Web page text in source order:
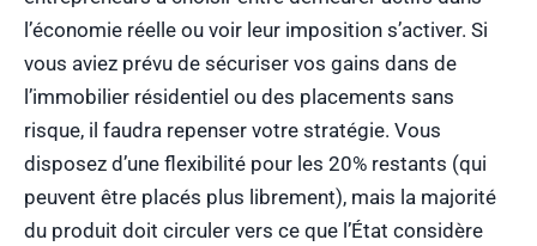
l’économie réelle ou voir leur imposition s’activer. Si
vous aviez prévu de sécuriser vos gains dans de
l’immobilier résidentiel ou des placements sans
risque, il faudra repenser votre stratégie. Vous
disposez d’une flexibilité pour les 20% restants (qui
peuvent être placés plus librement), mais la majorité
du produit doit circuler vers ce que l’État considère